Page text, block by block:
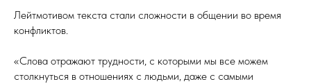
Лейтмотивом текста стали сложности в общении во время
конфликтов.
«Слова отражают трудности, с которыми мы все можем
столкнуться в отношениях с людьми, даже с самыми